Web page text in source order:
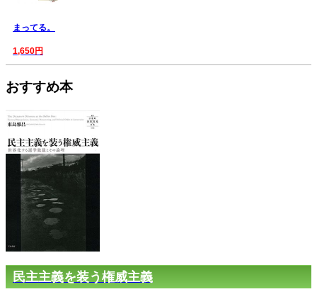
まってる。
1,650円
おすすめ本
民主主義を装う権威主義